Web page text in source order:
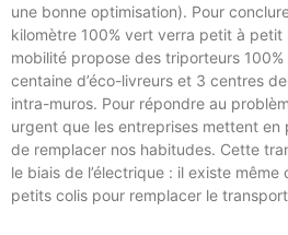
une bonne optimisation). Pour
kilomètre 100% vert verra petit à petit
mobilité propose des triporteurs 100%
centaine d’éco-livreurs et 3 centres
intra-muros. Pour répondre au
urgent que les entreprises mettent en
de remplacer nos habitudes. Cette
le biais de l’électrique : il existe
petits colis pour remplacer le